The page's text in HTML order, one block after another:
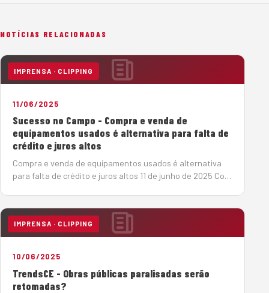
NOTÍCIAS RELACIONADAS
IMPRENSA · CLIPPING
11/06/2025
Sucesso no Campo - Compra e venda de
equipamentos usados é alternativa para falta de
crédito e juros altos
Compra e venda de equipamentos usados é alternativa
para falta de crédito e juros altos 11 de junho de 2025 Com
soluções de créd…
IMPRENSA · CLIPPING
10/06/2025
TrendsCE - Obras públicas paralisadas serão
retomadas?